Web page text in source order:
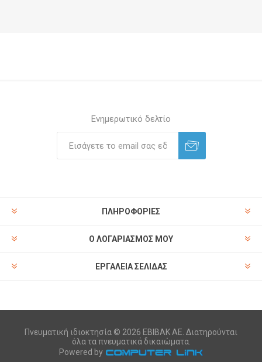
Ενημερωτικό δελτίο
ΠΛΗΡΟΦΟΡΊΕΣ
Ο ΛΟΓΑΡΙΑΣΜΌΣ ΜΟΥ
ΕΡΓΑΛΕΊΑ ΣΕΛΊΔΑΣ
Πνευματική ιδιοκτησία © 2026 ΕΒΙΒΑΚ ΑΕ. Διατηρούνται
όλα τα πνευματικά δικαιώματα.
Powered by